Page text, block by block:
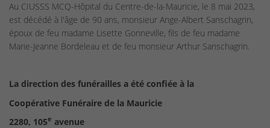
Au CIUSSS MCQ-Hôpital du Centre-de-la-Mauricie, le 8 mai 2023,
est décédé à l'âge de 90 ans, monsieur Ange-Albert Sanschagrin,
époux de feu madame Lisette Gonneville, fils de feu madame
Marie-Jeanne Bordeleau et de feu monsieur Arthur Sanschagrin.
La direction des funérailles a été confiée à la
Coopérative Funéraire de la Mauricie
2280, 105e avenue